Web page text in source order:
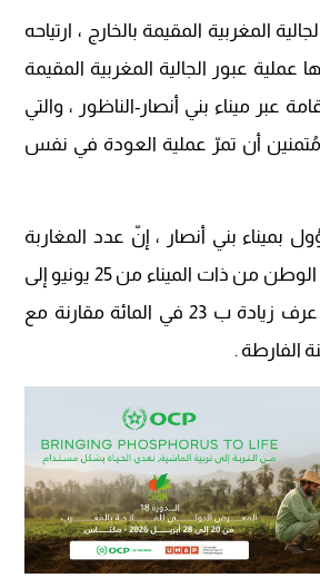
المغربية المقيمة بالخارج ، ارتياحه
عملية عبور الجالية المغربية المقيمة
عبر ميناء بني أنصار-الناظور ، والتي
مُتمنين أن تمرّ عملية العودة في نفس
بني أنصار ، إنّ عدد المغاربة
الذين عبروا في اتجاه الوطن من ذات الميناء من 25 يونيو إلى
يوم 7 يوليوز الجاري عرف زيادة ب 23 في المائة مقارنة مع
الفارطة .